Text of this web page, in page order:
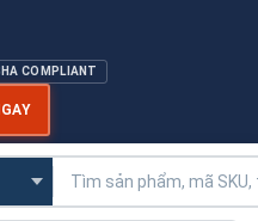
COMPLIANT